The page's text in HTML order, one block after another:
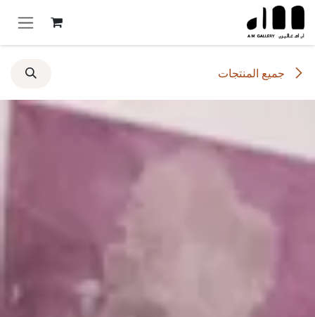
تخطي للذهاب إلى المحتوى
جميع المنتجات